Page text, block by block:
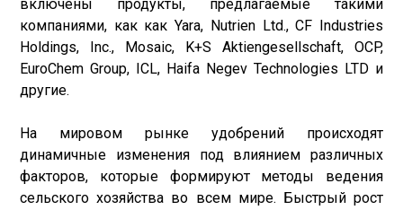
включены продукты, предлагаемые такими
компаниями, как как Yara, Nutrien Ltd., CF Industries
Holdings, Inc., Mosaic, K+S Aktiengesellschaft, OCP,
EuroChem Group, ICL, Haifa Negev Technologies LTD и
другие.
На мировом рынке удобрений происходят
динамичные изменения под влиянием различных
факторов, которые формируют методы ведения
сельского хозяйства во всем мире. Быстрый рост